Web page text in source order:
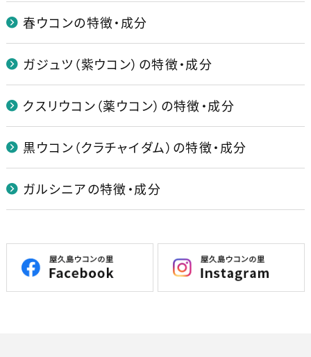
春ウコンの特徴・成分
ガジュツ（紫ウコン）の特徴・成分
クスリウコン（薬ウコン）の特徴・成分
黒ウコン（クラチャイダム）の特徴・成分
ガルシニアの特徴・成分